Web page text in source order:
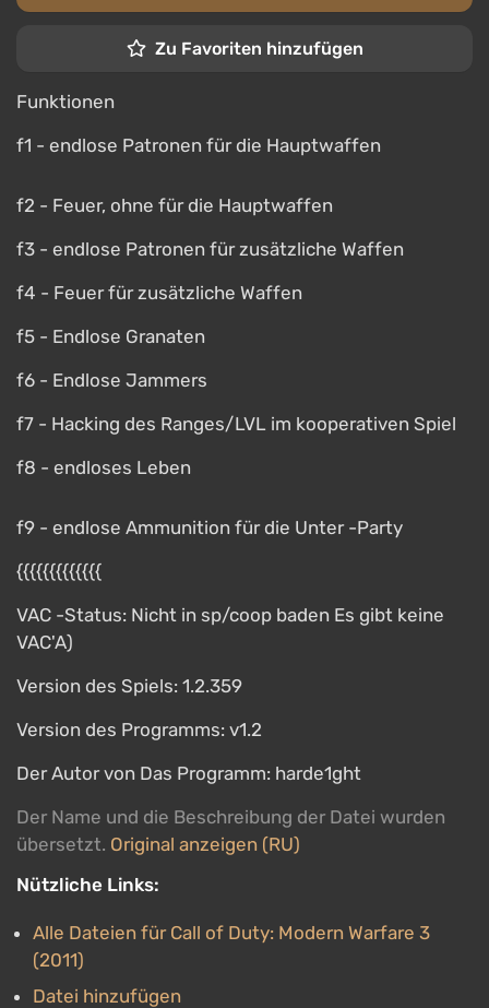
Zu Favoriten hinzufügen
Funktionen
f1 - endlose Patronen für die Hauptwaffen
f2 - Feuer, ohne für die Hauptwaffen
f3 - endlose Patronen für zusätzliche Waffen
f4 - Feuer für zusätzliche Waffen
f5 - Endlose Granaten
f6 - Endlose Jammers
f7 - Hacking des Ranges/LVL im kooperativen Spiel
f8 - endloses Leben
f9 - endlose Ammunition für die Unter -Party
{{{{{{{{{{{{{
VAC -Status: Nicht in sp/coop baden Es gibt keine
VAC'A)
Version des Spiels: 1.2.359
Version des Programms: v1.2
Der Autor von Das Programm: harde1ght
Der Name und die Beschreibung der Datei wurden
übersetzt. Original anzeigen (RU)
Nützliche Links:
Alle Dateien für Call of Duty: Modern Warfare 3
(2011)
Datei hinzufügen